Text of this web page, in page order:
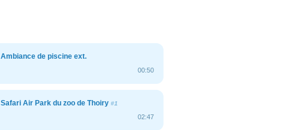
Ambiance de piscine ext.
00:50
Safari Air Park du zoo de Thoiry#1
02:47